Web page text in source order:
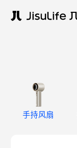
手持风扇